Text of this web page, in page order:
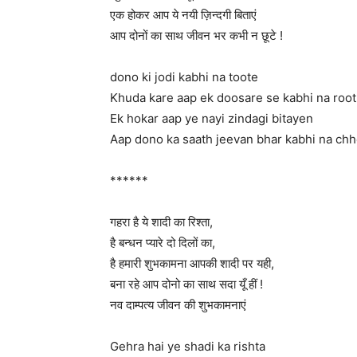
एक होकर आप ये नयी ज़िन्दगी बिताएं
आप दोनों का साथ जीवन भर कभी न छूटे !
dono ki jodi kabhi na toote
Khuda kare aap ek doosare se kabhi na
Ek hokar aap ye nayi zindagi bitayen
Aap dono ka saath jeevan bhar kabhi na
******
गहरा है ये शादी का रिश्ता,
है बन्धन प्यारे दो दिलों का,
है हमारी शुभकामना आपकी शादी पर यही,
बना रहे आप दोनो का साथ सदा यूँ हीं !
नव दाम्पत्य जीवन की शुभकामनाएं
Gehra hai ye shadi ka rishta